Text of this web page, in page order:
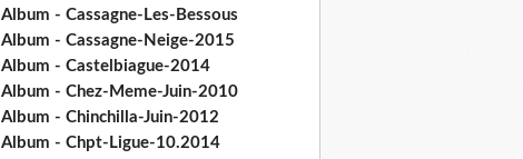
Album - Cassagne-Les-Bessous
Album - Cassagne-Neige-2015
Album - Castelbiague-2014
Album - Chez-Meme-Juin-2010
Album - Chinchilla-Juin-2012
Album - Chpt-Ligue-10.2014